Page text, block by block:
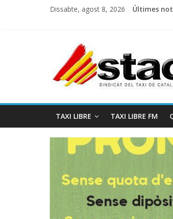
Dissabte, agost 8, 2026 Últimes
TAXI LIBRE TAXI LIBRE FM